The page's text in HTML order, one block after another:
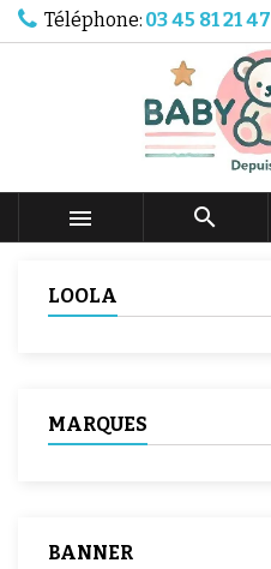
Téléphone: 03 45 81 21 47
 
LOOLA
MARQUES
BANNER